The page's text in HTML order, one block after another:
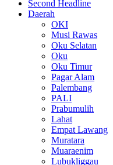
Second Headline
Daerah
OKI
Musi Rawas
Oku Selatan
Oku
Oku Timur
Pagar Alam
Palembang
PALI
Prabumulih
Lahat
Empat Lawang
Muratara
Muaraenim
Lubukliggau